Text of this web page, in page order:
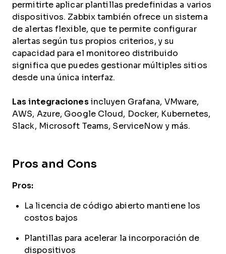
permitirte aplicar plantillas predefinidas a varios
dispositivos. Zabbix también ofrece un sistema
de alertas flexible, que te permite configurar
alertas según tus propios criterios, y su
capacidad para el monitoreo distribuido
significa que puedes gestionar múltiples sitios
desde una única interfaz.
Las integracionesincluyen Grafana, VMware,
AWS, Azure, Google Cloud, Docker, Kubernetes,
Slack, Microsoft Teams, ServiceNow y más.
Pros and Cons
Pros:
La licencia de código abierto mantiene los
costos bajos
Plantillas para acelerar la incorporación de
dispositivos